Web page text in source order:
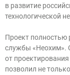
в развитие
технологической
Проект полностью
службы «Неохим».
от
позволил не